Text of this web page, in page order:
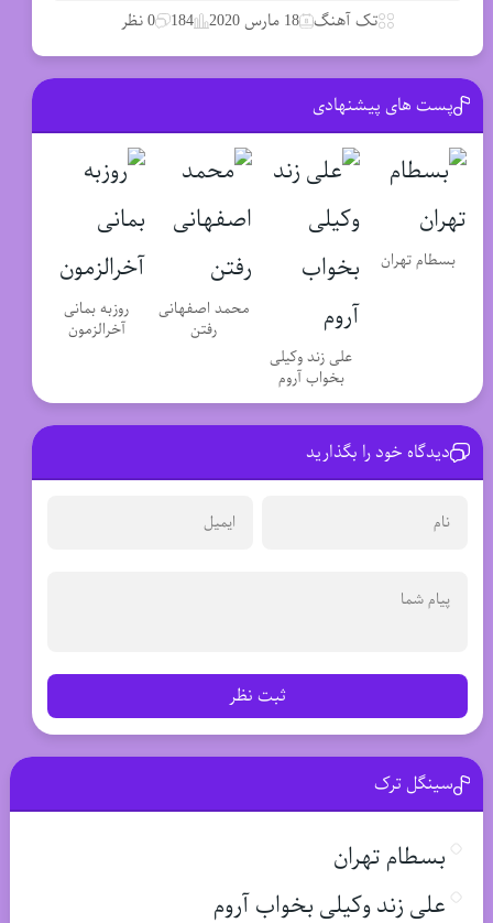
تک آهنگ 18 مارس 2020 184 0 نظر
پست های پیشنهادی
بسطام تهران
علی زند وکیلی
بخواب آروم
محمد اصفهانی
رفتن
روزبه بمانی
آخرالزمون
دیدگاه خود را بگذارید
ثبت نظر
سینگل ترک
بسطام تهران
علی زند وکیلی بخواب آروم